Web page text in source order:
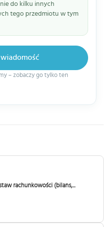
do kilku innych
tego przedmiotu w tym
– zobaczy go tylko ten
rachunkowości (bilans,...